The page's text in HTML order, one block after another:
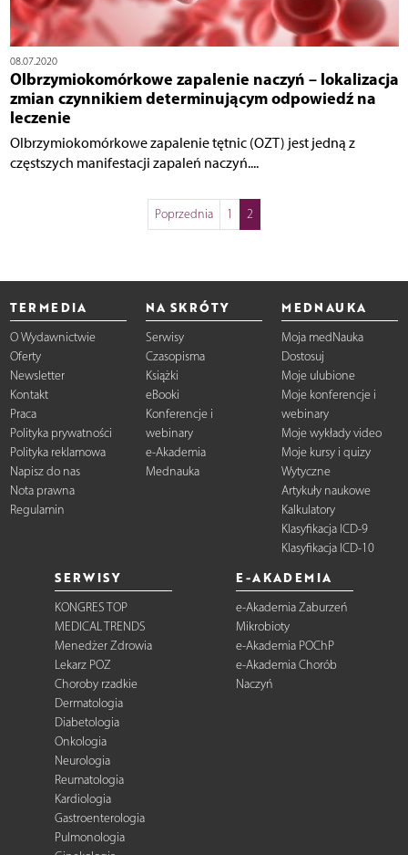
08.07.2020
Olbrzymiokomórkowe zapalenie naczyń – lokalizacja
zmian czynnikiem determinującym odpowiedź na
leczenie
Olbrzymiokomórkowe zapalenie tętnic (OZT) jest jedną z
częstszych manifestacji zapaleń naczyń....
Poprzednia 1 2
TERMEDIA
O Wydawnictwie
Oferty
Newsletter
Kontakt
Praca
Polityka prywatności
Polityka reklamowa
Napisz do nas
Nota prawna
Regulamin
NA SKRÓTY
Serwisy
Czasopisma
Książki
eBooki
Konferencje i
webinary
e-Akademia
Mednauka
MEDNAUKA
Moja medNauka
Dostosuj
Moje ulubione
Moje konferencje i
webinary
Moje wykłady video
Moje kursy i quizy
Wytyczne
Artykuły naukowe
Kalkulatory
Klasyfikacja ICD-9
Klasyfikacja ICD-10
SERWISY
KONGRES TOP
MEDICAL TRENDS
Menedżer Zdrowia
Lekarz POZ
Choroby rzadkie
Dermatologia
Diabetologia
Onkologia
Neurologia
Reumatologia
Kardiologia
Gastroenterologia
Pulmonologia
E-AKADEMIA
e-Akademia Zaburzeń
Mikrobioty
e-Akademia POChP
e-Akademia Chorób
Naczyń